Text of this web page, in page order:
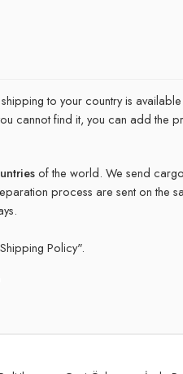
to your country is
cannot find it, you can add the
of the world. We send
process are sent on the
Shipping Policy".